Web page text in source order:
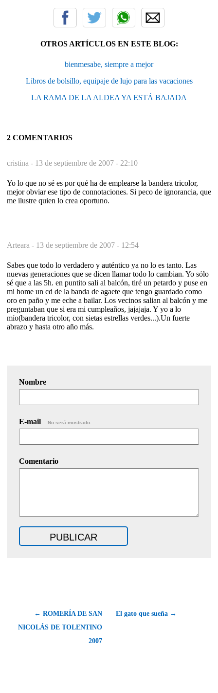
OTROS ARTÍCULOS EN ESTE BLOG:
bienmesabe, siempre a mejor
Libros de bolsillo, equipaje de lujo para las vacaciones
LA RAMA DE LA ALDEA YA ESTÁ BAJADA
2 COMENTARIOS
cristina - 13 de septiembre de 2007 - 22:10
Yo lo que no sé es por qué ha de emplearse la bandera tricolor,
mejor obviar ese tipo de connotaciones. Si peco de ignorancia, que
me ilustre quien lo crea oportuno.
Arteara - 13 de septiembre de 2007 - 12:54
Sabes que todo lo verdadero y auténtico ya no lo es tanto. Las
nuevas generaciones que se dicen llamar todo lo cambian. Yo sólo
sé que a las 5h. en puntito sali al balcón, tiré un petardo y puse en
mi home un cd de la banda de agaete que tengo guardado como
oro en paño y me eche a bailar. Los vecinos salian al balcón y me
preguntaban que si era mi cumpleaños, jajajaja. Y yo a lo
mío(bandera tricolor, con sietas estrellas verdes...).Un fuerte
abrazo y hasta otro año más.
Nombre
E-mail No será mostrado.
Comentario
← ROMERÍA DE SAN
NICOLÁS DE TOLENTINO
2007
El gato que sueña →